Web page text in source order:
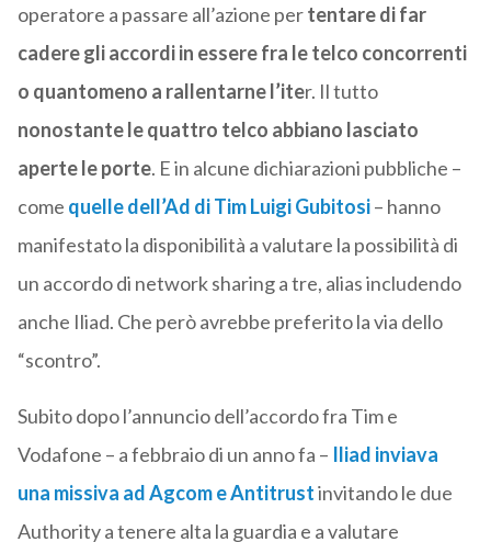
operatore a passare all’azione pertentare di far
cadere gli accordi in essere fra le telco concorrenti
o quantomeno a rallentarne l’iter. Il tutto
nonostante le quattro telco abbiano lasciato
aperte le porte. E in alcune dichiarazioni pubbliche –
come quelle dell’Ad di Tim Luigi Gubitosi– hanno
manifestato la disponibilità a valutare la possibilità di
un accordo di network sharing a tre, alias includendo
anche Iliad. Che però avrebbe preferito la via dello
“scontro”.
Subito dopo l’annuncio dell’accordo fra Tim e
Vodafone – a febbraio di un anno fa – Iliad inviava
una missiva ad Agcom e Antitrustinvitando le due
Authority a tenere alta la guardia e a valutare